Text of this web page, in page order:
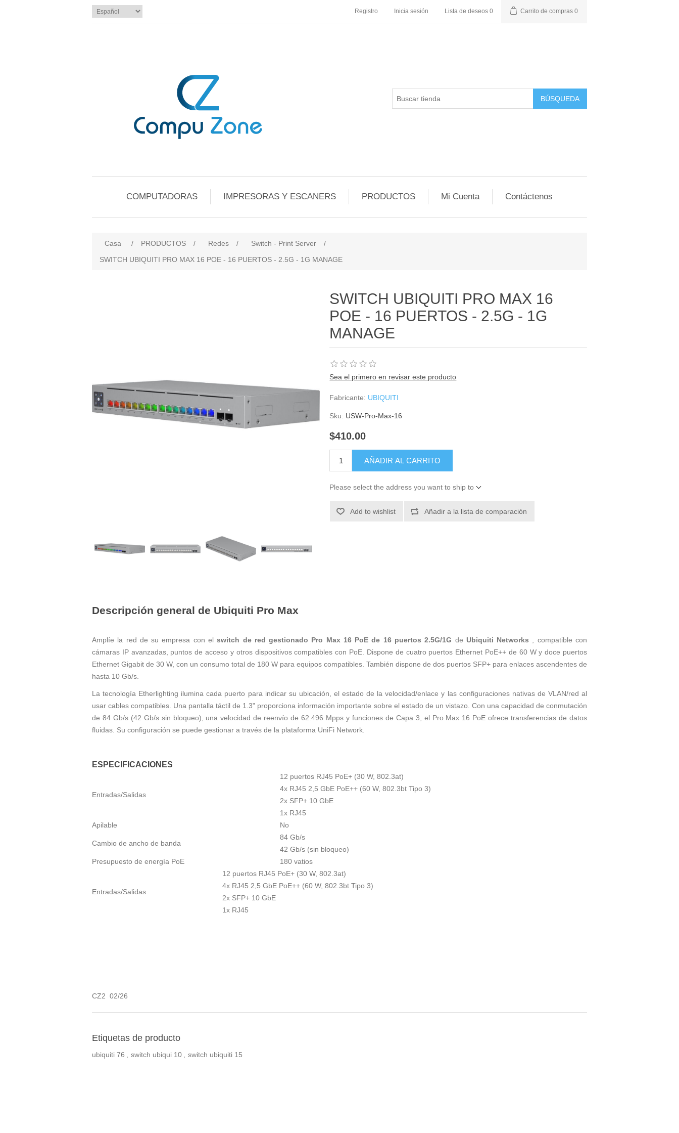
Registro Inicia sesión Lista de deseos 0 Carrito de compras 0
BÚSQUEDA
COMPUTADORAS IMPRESORAS Y ESCANERS PRODUCTOS Mi Cuenta Contáctenos
Casa / PRODUCTOS / Redes / Switch - Print Server
/
SWITCH UBIQUITI PRO MAX 16 POE - 16 PUERTOS - 2.5G - 1G MANAGE
SWITCH UBIQUITI PRO MAX 16
POE - 16 PUERTOS - 2.5G - 1G
MANAGE
Sea el primero en revisar este producto
Fabricante: UBIQUITI
Sku: USW-Pro-Max-16
$410.00
AÑADIR AL CARRITO
Please select the address you want to ship to
Add to wishlist Añadir a la lista de comparación
Descripción general de Ubiquiti Pro Max
Amplíe la red de su empresa con elswitch de red gestionado Pro Max 16 PoE de 16 puertos 2.5G/1G de Ubiquiti Networks , compatible con
cámaras IP avanzadas, puntos de acceso y otros dispositivos compatibles con PoE. Dispone de cuatro puertos Ethernet PoE++ de 60 W y doce puertos
Ethernet Gigabit de 30 W, con un consumo total de 180 W para equipos compatibles. También dispone de dos puertos SFP+ para enlaces ascendentes de
hasta 10 Gb/s.
La tecnología Etherlighting ilumina cada puerto para indicar su ubicación, el estado de la velocidad/enlace y las configuraciones nativas de VLAN/red al
usar cables compatibles. Una pantalla táctil de 1.3" proporciona información importante sobre el estado de un vistazo. Con una capacidad de conmutación
de 84 Gb/s (42 Gb/s sin bloqueo), una velocidad de reenvío de 62.496 Mpps y funciones de Capa 3, el Pro Max 16 PoE ofrece transferencias de datos
fluidas. Su configuración se puede gestionar a través de la plataforma UniFi Network.
ESPECIFICACIONES
Entradas/Salidas
12 puertos RJ45 PoE+ (30 W, 802.3at)
4x RJ45 2,5 GbE PoE++ (60 W, 802.3bt Tipo 3)
2x SFP+ 10 GbE
1x RJ45
Apilable
No
Cambio de ancho de banda
84 Gb/s
42 Gb/s (sin bloqueo)
Presupuesto de energía PoE
180 vatios
Entradas/Salidas
12 puertos RJ45 PoE+ (30 W, 802.3at)
4x RJ45 2,5 GbE PoE++ (60 W, 802.3bt Tipo 3)
2x SFP+ 10 GbE
1x RJ45
CZ2 02/26
Etiquetas de producto
ubiquiti 76 switch ubiqui 10 switch ubiquiti 15